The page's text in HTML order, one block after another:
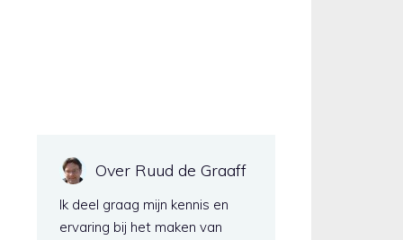
Over Ruud de Graaff
Ik deel graag mijn kennis en
ervaring bij het maken van